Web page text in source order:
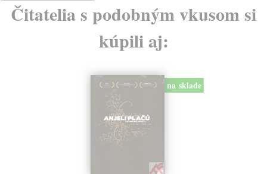
Čitatelia s podobným vkusom si
kúpili aj:
na sklade